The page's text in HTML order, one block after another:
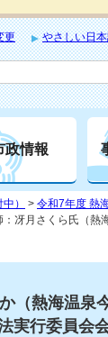
更 やさしい日
政情報
） > 令和7年度 熱
冴月さくら氏（熱
（熱海温泉
実行委員会